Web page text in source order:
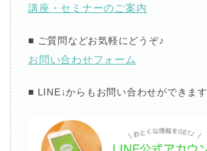
講座・セミナーのご案内
■ ご質問などお気軽にどうぞ♪
お問い合わせフォーム
■ LINE↓からもお問い合わせができます